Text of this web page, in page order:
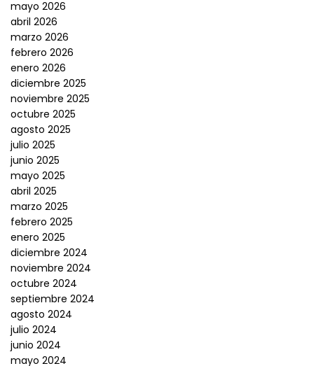
mayo 2026
abril 2026
marzo 2026
febrero 2026
enero 2026
diciembre 2025
noviembre 2025
octubre 2025
agosto 2025
julio 2025
junio 2025
mayo 2025
abril 2025
marzo 2025
febrero 2025
enero 2025
diciembre 2024
noviembre 2024
octubre 2024
septiembre 2024
agosto 2024
julio 2024
junio 2024
mayo 2024